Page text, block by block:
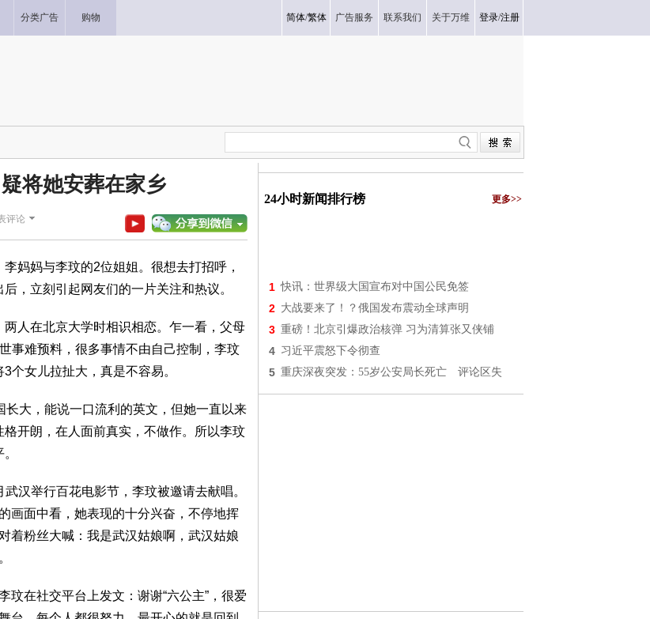
分类广告 购物 简体/繁体 广告服务 联系我们 关于万维 登录/注册
将她安葬在家乡
评论
妈妈与李玟的2位姐姐。很想去打招呼，
，立刻引起网友们的一片关注和热议。
人在北京大学时相识相恋。乍一看，父母
事难预料，很多事情不由自己控制，李玟
个女儿拉扯大，真是不容易。
大，能说一口流利的英文，但她一直以来
开朗，在人面前真实，不做作。所以李玟
武汉举行百花电影节，李玟被邀请去献唱。
画面中看，她表现的十分兴奋，不停地挥
着粉丝大喊：我是武汉姑娘啊，武汉姑娘
玟在社交平台上发文：谢谢“六公主”，很爱
24小时新闻排行榜 更多>>
1 快讯：世界级大国宣布对中国公民免签
2 大战要来了！？俄国发布震动全球声明
3 重磅！北京引爆政治核弹 习为清算张又侠铺
4 习近平震怒下令彻查
5 重庆深夜突发：55岁公安局长死亡 评论区失